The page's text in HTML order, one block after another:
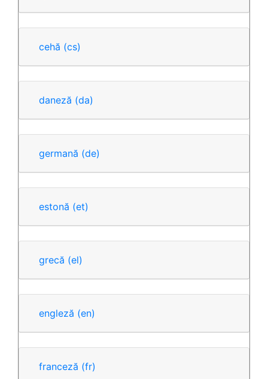
cehă (cs)
daneză (da)
germană (de)
estonă (et)
grecă (el)
engleză (en)
franceză (fr)